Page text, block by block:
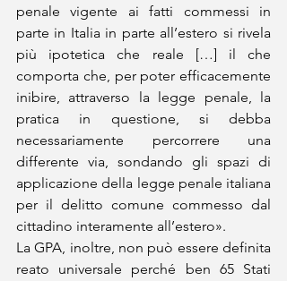
penale vigente ai fatti commessi in
parte in Italia in parte all’estero si rivela
più ipotetica che reale […] il che
comporta che, per poter efficacemente
inibire, attraverso la legge penale, la
pratica in questione, si debba
necessariamente percorrere una
differente via, sondando gli spazi di
applicazione della legge penale italiana
per il delitto comune commesso dal
cittadino interamente all’estero».
La GPA, inoltre, non può essere definita
reato universale perché ben 65 Stati